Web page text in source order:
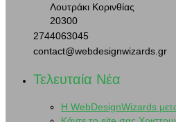
Λουτράκι Κορινθίας
20300
2744063045
contact@webdesignwizards.gr
Τελευταία Νέα
H WebDesignWizards